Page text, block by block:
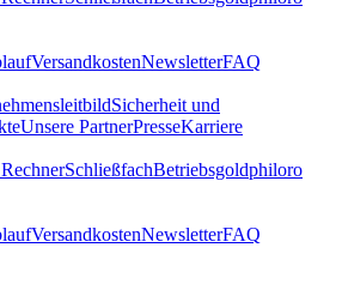
VersandkostenNewsletterFAQ
Sicherheit und
Unsere PartnerPresseKarriere
SchließfachBetriebsgoldphiloro
VersandkostenNewsletterFAQ